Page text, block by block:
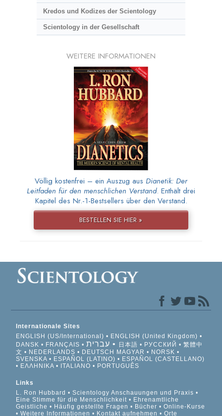
Kredos und Kodizes der Scientology
Scientology in der Gesellschaft
WEITERE INFORMATIONEN
Völlig kostenfrei – ein Auszug aus Dianetik: Der
Leitfaden für den menschlichen Verstand. Enthält drei
Kapitel des Nr.-1-Bestsellers über den Verstand.
BESTELLEN SIE HIER »
Internationale Sites
ENGLISH (US/International)
ENGLISH (United Kingdom)
DANSK
FRANÇAIS עברית 日本語 РУССКИЙ
繁體中
文
NEDERLANDS DEUTSCH MAGYAR
NORSK
SVENSKA
ESPAÑOL (LATINO)
ESPAÑOL (CASTELLANO)
ΕΛΛΗΝΙΚA
ITALIANO PORTUGUÊS
Links
L. Ron Hubbard
Scientology Anschauungen und Praxis
Eine Stimme für die Menschlichkeit
Ehrenamtliche
Geistliche
Häufig gestellte Fragen Bücher
Online-Kurse
Weitere Informationen
Kontakt aufnehmen Orte